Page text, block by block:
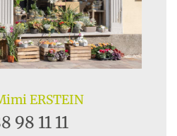
ERSTEIN
98 11 11